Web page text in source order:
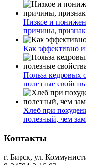
Низкое и
причины,
Как эффективно
Польза кедровых
полезные свойства
Хлеб при
полезный, чем
Контакты
г. Бирск, ул.